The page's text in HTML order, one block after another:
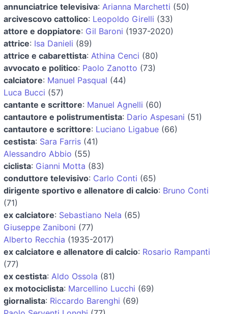
annunciatrice televisiva: Arianna Marchetti (50)
arcivescovo cattolico: Leopoldo Girelli (33)
attore e doppiatore: Gil Baroni (1937-2020)
attrice: Isa Danieli (89)
attrice e cabarettista: Athina Cenci (80)
avvocato e politico: Paolo Zanotto (73)
calciatore: Manuel Pasqual (44)
Luca Bucci (57)
cantante e scrittore: Manuel Agnelli (60)
cantautore e polistrumentista: Dario Aspesani (51)
cantautore e scrittore: Luciano Ligabue (66)
cestista: Sara Farris (41)
Alessandro Abbio (55)
ciclista: Gianni Motta (83)
conduttore televisivo: Carlo Conti (65)
dirigente sportivo e allenatore di calcio: Bruno Conti
(71)
ex calciatore: Sebastiano Nela (65)
Giuseppe Zaniboni (77)
Alberto Recchia (1935-2017)
ex calciatore e allenatore di calcio: Rosario Rampanti
(77)
ex cestista: Aldo Ossola (81)
ex motociclista: Marcellino Lucchi (69)
giornalista: Riccardo Barenghi (69)